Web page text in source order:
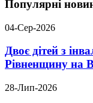
Популярні
04-Сер-2026
Двоє дітей з
Рівненщину на
28-Лип-2026